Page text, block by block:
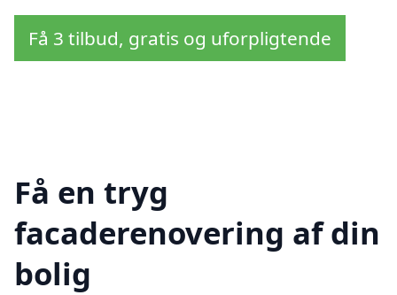
Få 3 tilbud, gratis og uforpligtende
Få en tryg
facaderenovering af din
bolig